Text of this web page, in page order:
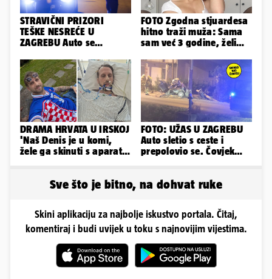
STRAVIČNI PRIZORI
TEŠKE NESREĆE U
ZAGREBU Auto se
poginuo
FOTO Zgodna stjuardesa
hitno traži muža: Sama
sam već 3 godine, želim
DRAMA HRVATA U IRSKOJ
'Naš Denis je u komi,
žele ga skinuti s aparata!
FOTO: UŽAS U ZAGREBU
Auto sletio s ceste i
prepolovio se. Čovjek
Sve što je bitno, na dohvat ruke
Skini aplikaciju za najbolje iskustvo portala. Čitaj,
komentiraj i budi uvijek u toku s najnovijim vijestima.